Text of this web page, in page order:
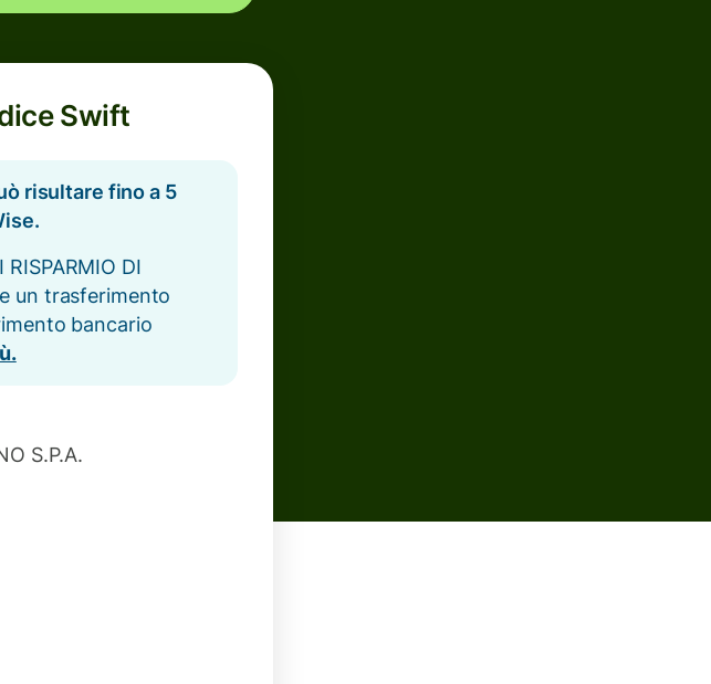
Swift
risultare fino a 5
RISPARMIO DI
un trasferimento
bancario
S.P.A.